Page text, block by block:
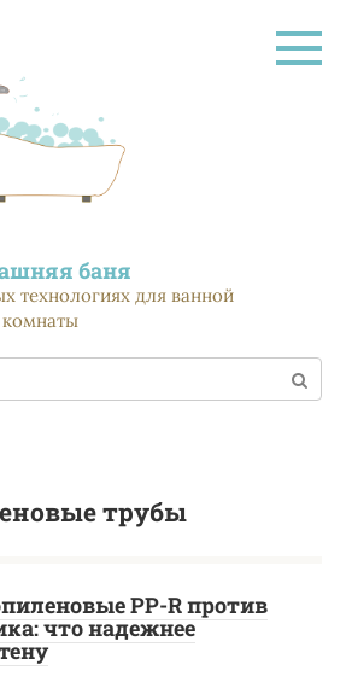
баня
технологиях для ванной
комнаты
трубы
PP-R против
что надежнее